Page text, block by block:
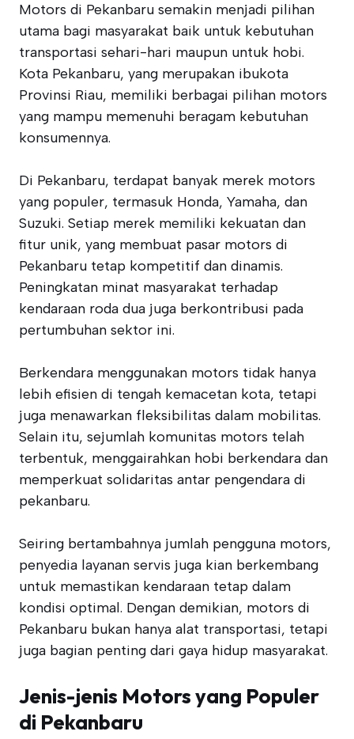
Motors di Pekanbaru semakin menjadi pilihan
utama bagi masyarakat baik untuk kebutuhan
transportasi sehari-hari maupun untuk hobi.
Kota Pekanbaru, yang merupakan ibukota
Provinsi Riau, memiliki berbagai pilihan motors
yang mampu memenuhi beragam kebutuhan
konsumennya.
Di Pekanbaru, terdapat banyak merek motors
yang populer, termasuk Honda, Yamaha, dan
Suzuki. Setiap merek memiliki kekuatan dan
fitur unik, yang membuat pasar motors di
Pekanbaru tetap kompetitif dan dinamis.
Peningkatan minat masyarakat terhadap
kendaraan roda dua juga berkontribusi pada
pertumbuhan sektor ini.
Berkendara menggunakan motors tidak hanya
lebih efisien di tengah kemacetan kota, tetapi
juga menawarkan fleksibilitas dalam mobilitas.
Selain itu, sejumlah komunitas motors telah
terbentuk, menggairahkan hobi berkendara dan
memperkuat solidaritas antar pengendara di
pekanbaru.
Seiring bertambahnya jumlah pengguna motors,
penyedia layanan servis juga kian berkembang
untuk memastikan kendaraan tetap dalam
kondisi optimal. Dengan demikian, motors di
Pekanbaru bukan hanya alat transportasi, tetapi
juga bagian penting dari gaya hidup masyarakat.
Jenis-jenis Motors yang Populer
di Pekanbaru